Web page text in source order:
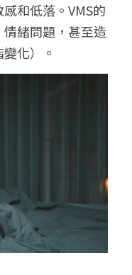
和低落。VMS的
緒問題，甚至造
化）。